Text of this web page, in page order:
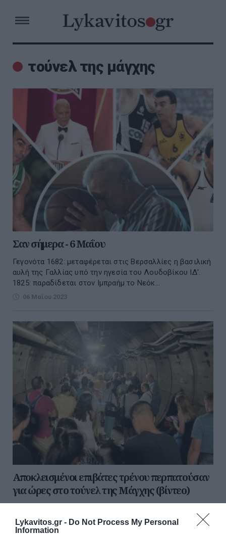
Lykavitos.gr - Do Not Process My Personal
Information
τούνελ της μάγχης
Σαν σήμερα - 6 Μαΐου
Γεγονότα 1682: μεταφέρεται στις Βερσαλλίες η βασιλική
αυλή της Γαλλίας υπό την ηγεσία του Λουδοβίκου ΙΔ'.
1825: παραδίδεται στον Ιμπραήμ το Νεόκ...
06 Μαΐου 2023
Αποκλεισμένοι επιβάτες τρένου περπατούσαν
για ώρες στο τούνελ της Μάγχης (βίντεο)
τούνελ της Μάγχης όταν ένα τρένο από το Καλέ της
Γαλλίας με προορισμό τη Βρετανία χάλασε. Βίντεο που